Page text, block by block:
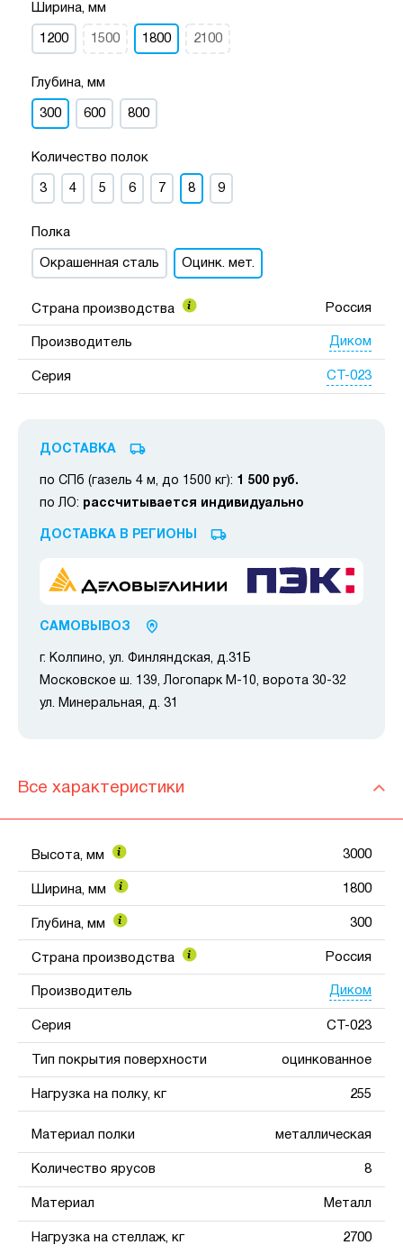
Ширина, мм
1200 1500 1800 2100
Глубина, мм
300 600 800
Количество полок
3 4 5 6 7 8 9
Полка
Окрашенная сталь Оцинк. мет.
Страна производства Россия
Производитель Диком
Серия СТ-023
ДОСТАВКА
по СПб (газель 4 м, до 1500 кг): 1 500 руб.
по ЛО: рассчитывается индивидуально
ДОСТАВКА В РЕГИОНЫ
САМОВЫВОЗ
г. Колпино, ул. Финляндская, д.31Б
Московское ш. 139, Логопарк М-10, ворота 30-32
ул. Минеральная, д. 31
Все характеристики
Высота, мм 3000
Ширина, мм 1800
Глубина, мм 300
Страна производства Россия
Производитель Диком
Серия СТ-023
Тип покрытия поверхности оцинкованное
Нагрузка на полку, кг 255
Материал полки металлическая
Количество ярусов 8
Материал Металл
Нагрузка на стеллаж, кг 2700